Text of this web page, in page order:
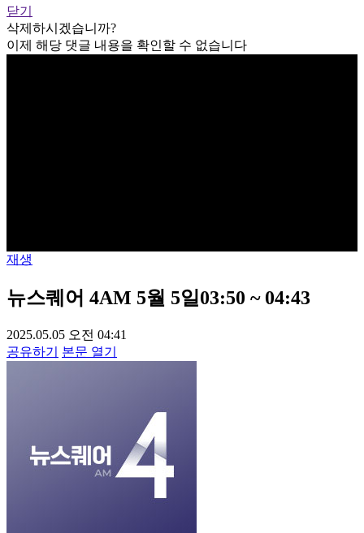
닫기
삭제하시겠습니까?
이제 해당 댓글 내용을 확인할 수 없습니다
재생
뉴스퀘어 4AM 5월 5일03:50 ~ 04:43
2025.05.05 오전 04:41
공유하기
본문 열기